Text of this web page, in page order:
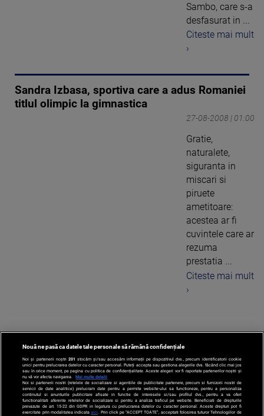
Sambo, care s-a
desfasurat in ...
Citeste mai mult
›
Sandra Izbasa, sportiva care a adus Romaniei
titlul olimpic la gimnastica
27-08-2008 | 01:00
Gratie,
naturalete,
siguranta in
miscari si
piruete
ametitoare:
acestea ar fi
cuvintele care ar
rezuma
prestatia ...
Citeste mai mult
›
‹ 1 3
Nouă ne pasă ca datele tale personale să rămână confidențiale
Noi și partenerii noștri 201 stocăm și/sau accesăm informații pe dispozitivul dvs., precum identificatorii cookie
unici pentru prelucrarea datelor cu caracter personal. Puteți accepta sau gestiona alegerile dvs. făcând clic mai jos
sau în orice moment, pe pagina cu politica de confidențialitate. Aceste alegeri vor fi raportate partenerilor noștri și
nu vă vor afecta navigarea.
Mai multe detalii
Noi si partenerii nostri (retelele de socializare si agentiile de publicitate partenere, precum si furnizorii nostri de
servicii de date analitice) prelucram date pentru a permite website-ului sa functioneze, pentru a personaliza
continutul si anunturile publicitare afisate in functie de interesele si/sau profilul dvs., pentru a va oferi
functionalitati aferente retelelor de socializare si pentru a analiza traficul pe website. Beneficiati de drepturile
prevazute de art. 15-22 din GDPR in legatura cu prelucrarea datelor cu caracter personal. Aceste drepturi pot fi
exercitate prin modalitatea indicataaici . Prin click pe “ACCEPT TOATE”, acceptati folosirea tuturor Tehnologiilor de